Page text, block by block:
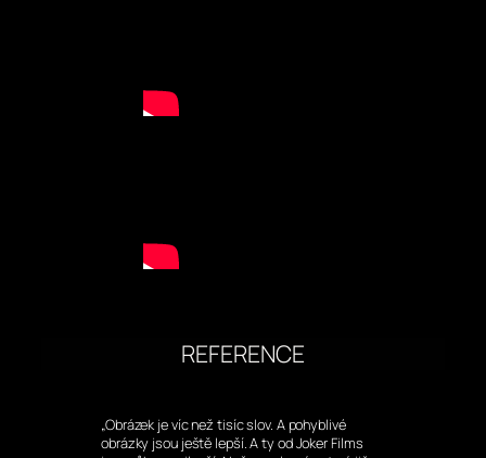
REFERENCE
„Obrázek je víc než tisíc slov. A pohyblivé
obrázky jsou ještě lepší. A ty od Joker Films